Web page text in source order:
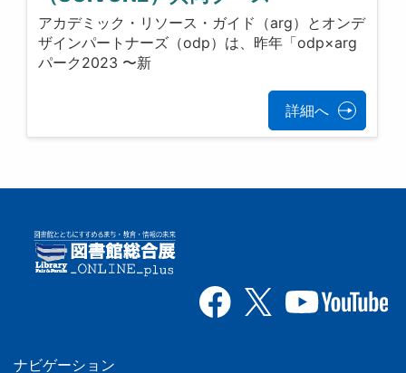
アカデミック・リソース・ガイド（arg）とオンデ
ザインパートナーズ（odp）は、昨年「odp×arg
パーク2023 〜新
詳細へ
ナビゲーション